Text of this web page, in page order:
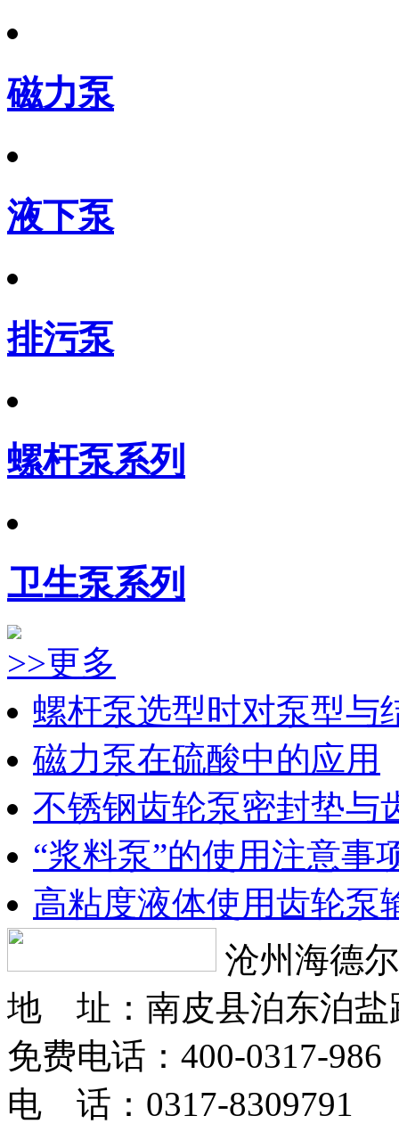
磁力泵
液下泵
排污泵
螺杆泵系列
卫生泵系列
>>更多
螺杆泵选型时对泵型与
磁力泵在硫酸中的应用
不锈钢齿轮泵密封垫与
“浆料泵”的使用注意事
高粘度液体使用齿轮泵
沧州海德
地 址：南皮县泊东泊盐
免费电话：400-0317-986
电 话：0317-8309791